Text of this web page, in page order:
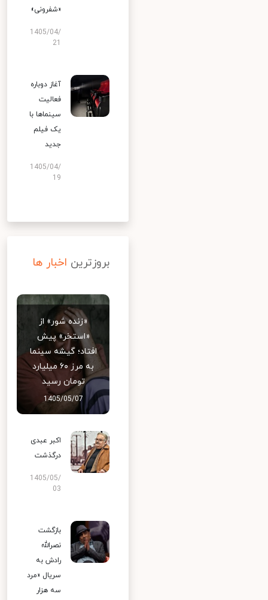
«شفرونی»
1405/04/
آغاز دوباره
فعالیت
سینماها با
یک فیلم
جدید
1405/04/
19
بروزترین اخبار ها
«زنده شور» از
«استخر» پیش
افتاد؛ گیشه سینما
به مرز ۶۰ میلیارد
تومان رسید
1405/05/07
اکبر عبدی
درگذشت
1405/05/
03
بازگشت
نصرالله
رادش به
سریال «مرد
سه هزار